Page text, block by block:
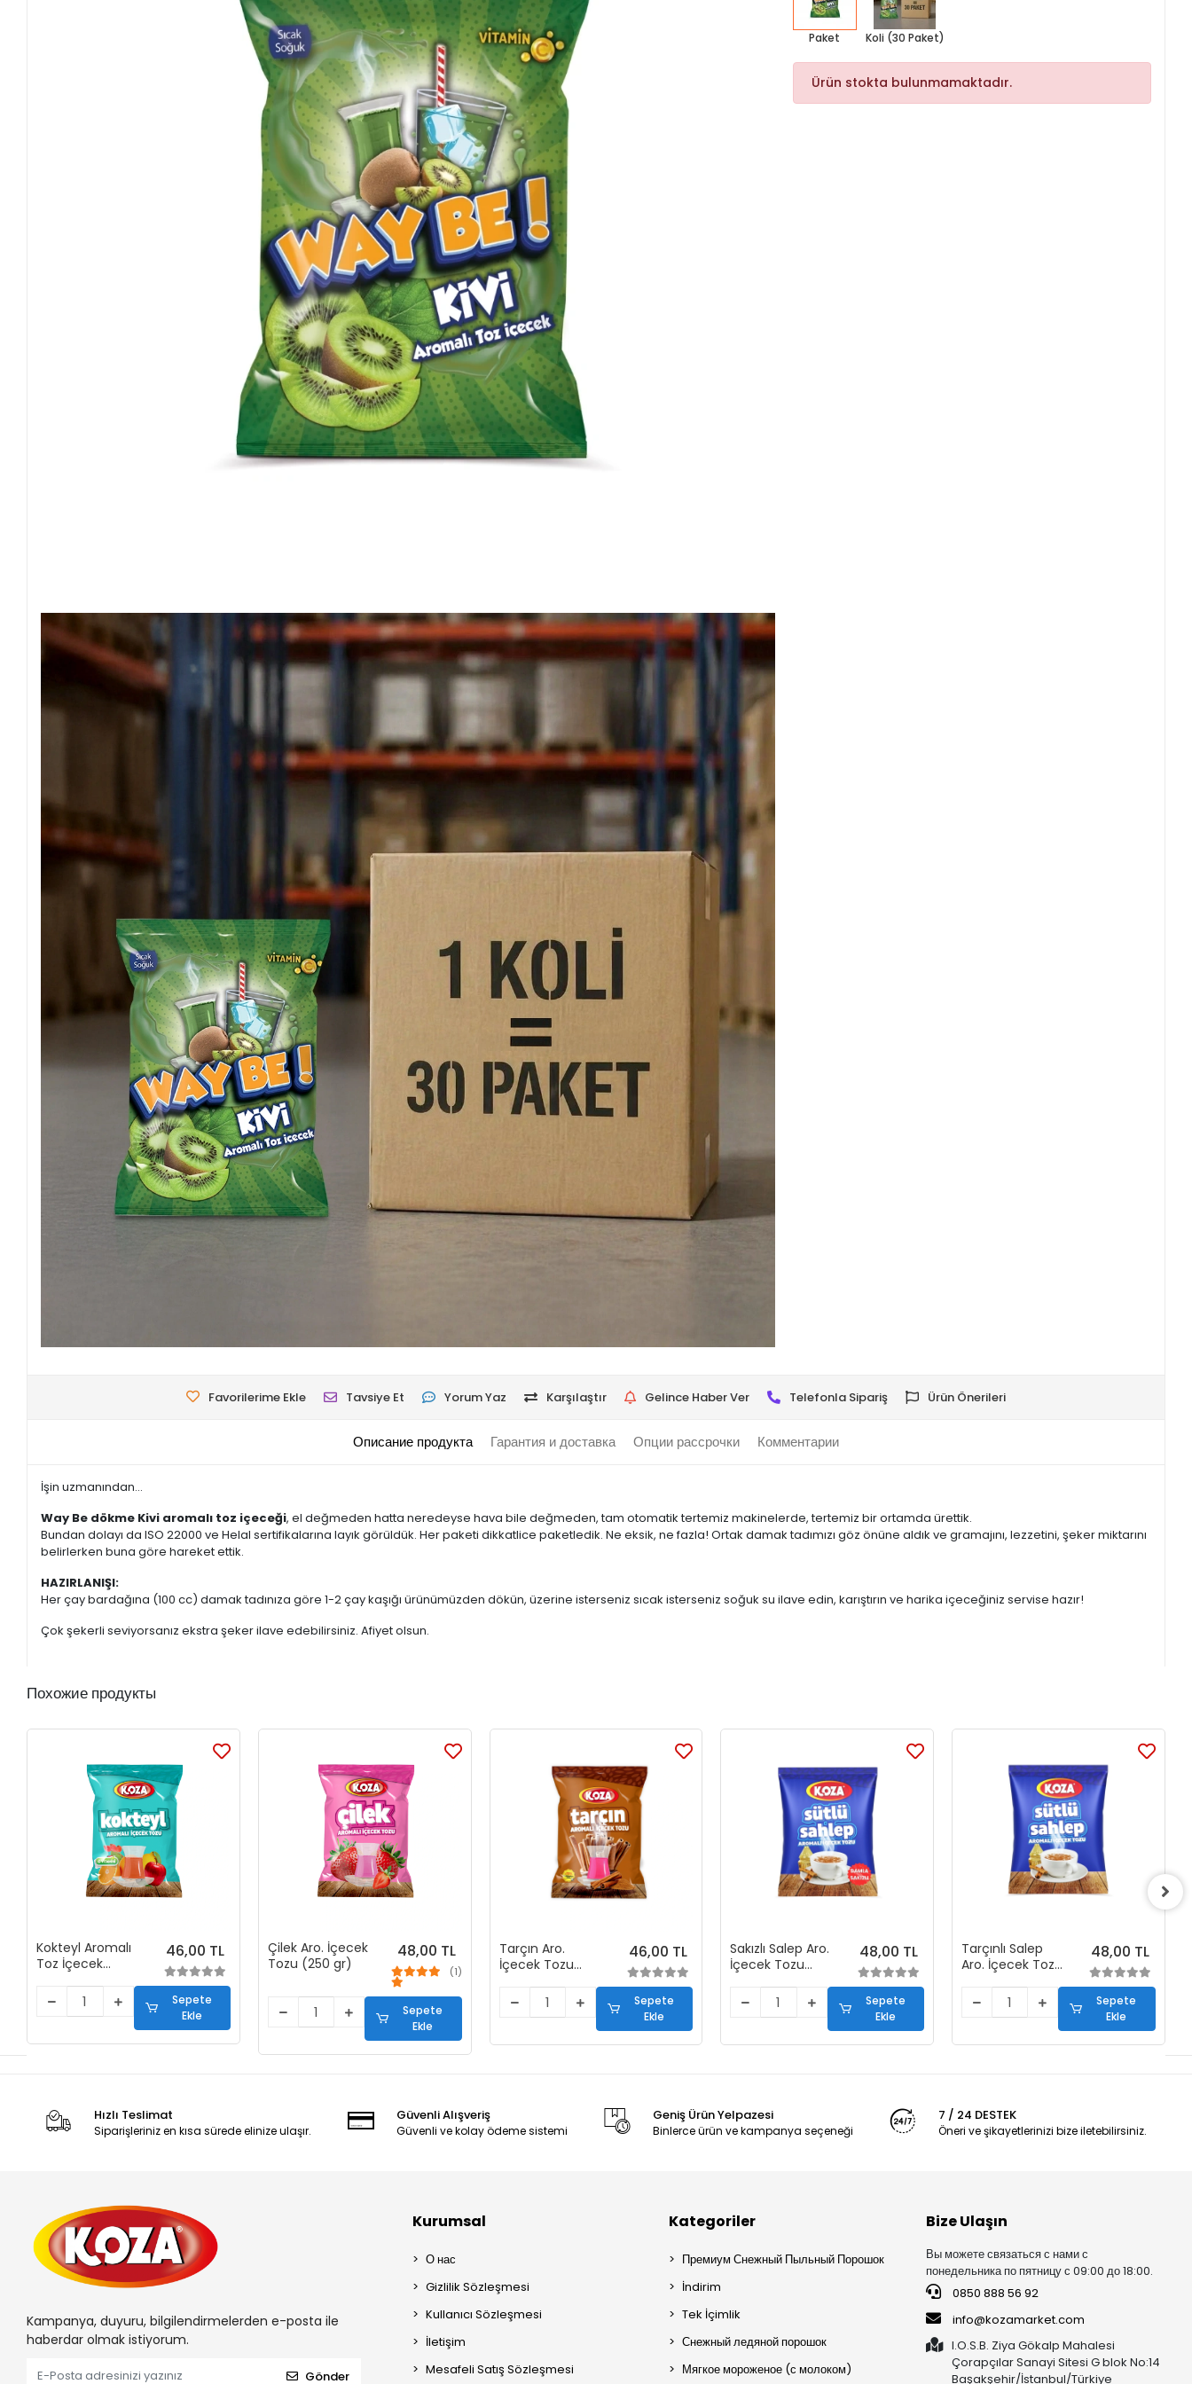
Paket Koli (30 Paket)
Ürün stokta bulunmamaktadır.
Favorilerime Ekle Tavsiye Et Yorum Yaz Karşılaştır Gelince Haber Ver Telefonla Sipariş Ürün Önerileri
Описание продукта Гарантия и доставка Опции рассрочки Комментарии
İşin uzmanından...
Way Be dökme Kivi aromalı toz içeceği, el değmeden hatta neredeyse hava bile değmeden, tam otomatik tertemiz makinelerde, tertemiz bir ortamda ürettik.
Bundan dolayı da ISO 22000 ve Helal sertifikalarına layık görüldük. Her paketi dikkatlice paketledik. Ne eksik, ne fazla! Ortak damak tadımızı göz önüne aldık ve gramajını, lezzetini, şeker miktarını
belirlerken buna göre hareket ettik.
HAZIRLANIŞI:
Her çay bardağına (100 cc) damak tadınıza göre 1-2 çay kaşığı ürünümüzden dökün, üzerine isterseniz sıcak isterseniz soğuk su ilave edin, karıştırın ve harika içeceğiniz servise hazır!
Çok şekerli seviyorsanız ekstra şeker ilave edebilirsiniz. Afiyet olsun.
Похожие продукты
Kokteyl Aromalı
Toz İçecek
46,00 TL
Sepete
Ekle
Çilek Aro. İçecek
Tozu (250 gr)
48,00 TL
(1)
Sepete
Ekle
Tarçın Aro.
İçecek Tozu
46,00 TL
Sepete
Ekle
Sakızlı Salep Aro.
İçecek Tozu
48,00 TL
Sepete
Ekle
Tarçınlı Salep
Aro. İçecek Tozu
48,00 TL
Sepete
Ekle
Hızlı Teslimat
Siparişleriniz en kısa sürede elinize ulaşır.
Güvenli Alışveriş
Güvenli ve kolay ödeme sistemi
Geniş Ürün Yelpazesi
Binlerce ürün ve kampanya seçeneği
7 / 24 DESTEK
Öneri ve şikayetlerinizi bize iletebilirsiniz.
Kampanya, duyuru, bilgilendirmelerden e-posta ile
haberdar olmak istiyorum.
Gönder
Kurumsal
О нас
Gizlilik Sözleşmesi
Kullanıcı Sözleşmesi
İletişim
Mesafeli Satış Sözleşmesi
Kategoriler
Премиум Снежный Пыльный Порошок
İndirim
Tek İçimlik
Снежный ледяной порошок
Мягкое мороженое (с молоком)
Bize Ulaşın
Вы можете связаться с нами с
понедельника по пятницу с 09:00 до 18:00.
0850 888 56 92
info@kozamarket.com
I.O.S.B. Ziya Gökalp Mahalesi
Çorapçılar Sanayi Sitesi G blok No:14
Başakşehir/İstanbul/Türkiye